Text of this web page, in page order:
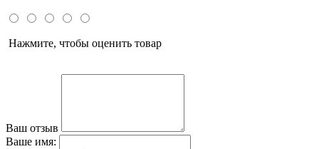
Нажмите, чтобы оценить товар
Ваш отзыв
Ваше имя: